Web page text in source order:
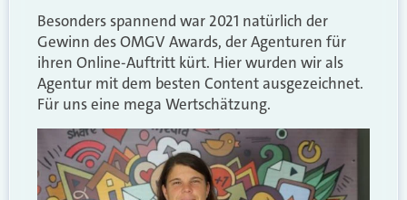
Besonders spannend war 2021 natürlich der
Gewinn des OMGV Awards, der Agenturen für
ihren Online-Auftritt kürt. Hier wurden wir als
Agentur mit dem besten Content ausgezeichnet.
Für uns eine mega Wertschätzung.